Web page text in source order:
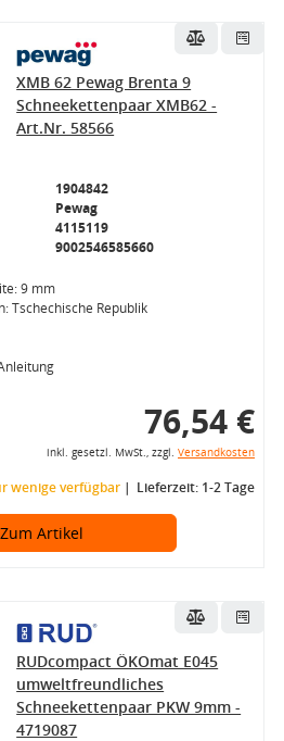
XMB 62 Pewag Brenta 9
Schneekettenpaar XMB62 -
Art.Nr. 58566
1904842
Pewag
4115119
9002546585660
9 mm
Tschechische Republik
76,54 €
inkl. gesetzl. MwSt., zzgl. Versandkosten
wenige verfügbar Lieferzeit: 1-2 Tage
Zum Artikel
RUDcompact ÖKOmat E045
umweltfreundliches
Schneekettenpaar PKW 9mm -
4719087